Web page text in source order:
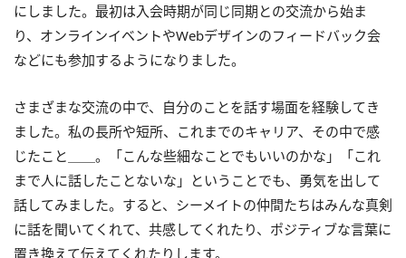
にしました。最初は入会時期が同じ同期との交流から始ま
り、オンラインイベントやWebデザインのフィードバック会
などにも参加するようになりました。
さまざまな交流の中で、自分のことを話す場面を経験してき
ました。私の長所や短所、これまでのキャリア、その中で感
じたこと＿＿。「こんな些細なことでもいいのかな」「これ
まで人に話したことないな」ということでも、勇気を出して
話してみました。すると、シーメイトの仲間たちはみんな真剣
に話を聞いてくれて、共感してくれたり、ポジティブな言葉に
置き換えて伝えてくれたりします。